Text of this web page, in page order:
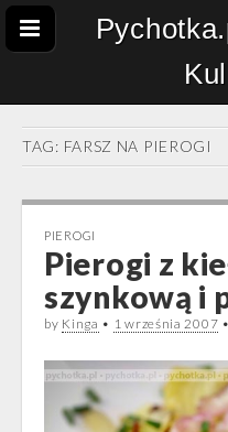
TAG: FARSZ NA PIEROGI
PIEROGI
Pierogi z
szynkową i
by Kinga • 1 września 2007